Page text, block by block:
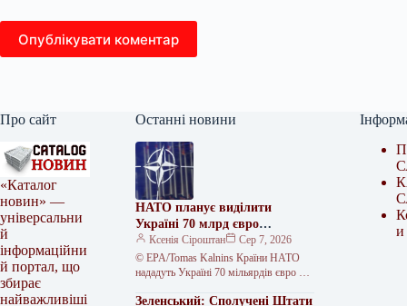
Опублікувати коментар
Про сайт
«Каталог
новин» —
універсальни
й
інформаційни
й портал, що
збирає
найважливіші
Останні новини
НАТО планує виділити
Україні 70 млрд євро
військової допомоги у 2026
році
Ксенія Сіроштан
Сер 7, 2026
© EPA/Tomas Kalnins Країни НАТО
нададуть Україні 70 мільярдів євро на
військового обладнання у 2026 році.…
Зеленський: Сполучені Штати
и